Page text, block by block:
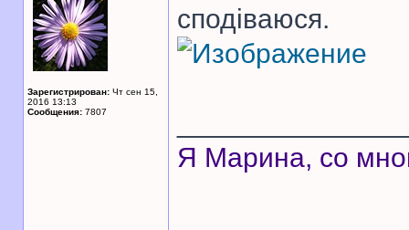
Зарегистрирован: Чт сен 15,
2016 13:13
Сообщения: 7807
сподіваюся.
Я Марина, со